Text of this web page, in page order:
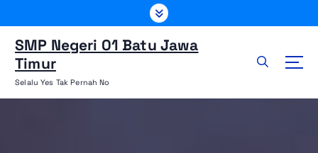
e
SMP Negeri 01 Batu Jawa
Timur
Selalu Yes Tak Pernah No